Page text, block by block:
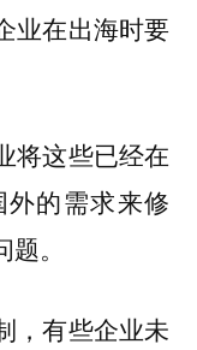
业在出海时要
将这些已经在
的需求来修
。
，有些企业未